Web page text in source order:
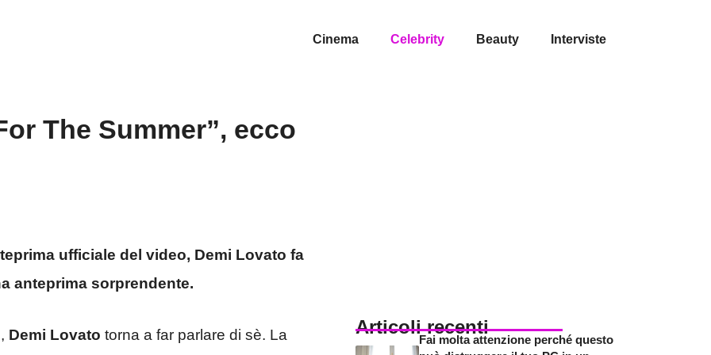
Cinema Celebrity Beauty Interviste
The Summer”, ecco
ufficiale del video, Demi Lovato fa
anteprima sorprendente.
Demi Lovato torna a far parlare di sè. La
Articoli recenti
Fai molta attenzione perché questo